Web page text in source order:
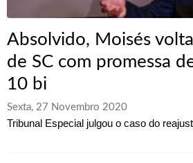
Absolvido, Moisés
de SC com promessa
10 bi
Sexta, 27 Novembro 2020
Tribunal Especial julgou o caso do